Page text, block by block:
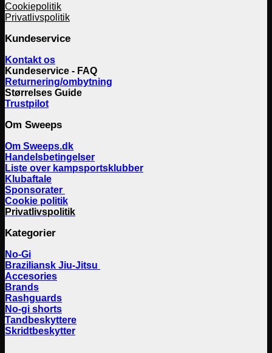
Cookiepolitik
Privatlivspolitik
Kundeservice
Kontakt os
Kundeservice - FAQ
Returnering/ombytning
Størrelses Guide
Trustpilot
Om Sweeps
Om Sweeps.dk
Handelsbetingelser
Liste over kampsportsklubber
Klubaftale
Sponsorater
Cookie politik
Privatlivspolitik
Kategorier
No-Gi
Braziliansk Jiu-Jitsu
Accesories
Brands
Rashguards
No-gi shorts
Tandbeskyttere
Skridtbeskytter